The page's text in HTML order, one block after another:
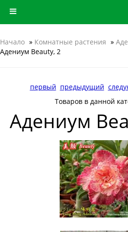
Начало » Комнатные растения »
Адениум Beauty, 2
первый предыдущий
Товаров в данной
Адениум